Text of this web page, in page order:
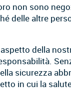
non sono
delle altre
della
sicurezza
in cui la